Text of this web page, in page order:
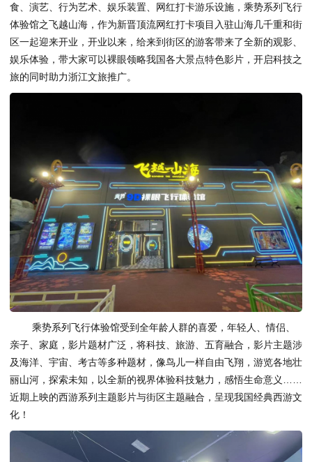
食、演艺、行为艺术、娱乐装置、网红打卡游乐设施，乘势系列飞行
体验馆之飞越山海，作为新晋顶流网红打卡项目入驻山海几千重和街
区一起迎来开业，开业以来，给来到街区的游客带来了全新的观影、
娱乐体验，带大家可以裸眼领略我国各大景点特色影片，开启科技之
旅的同时助力浙江文旅推广。
乘势系列飞行体验馆受到全年龄人群的喜爱，年轻人、情侣、
亲子、家庭，影片题材广泛，将科技、旅游、五育融合，影片主题涉
及海洋、宇宙、考古等多种题材，像鸟儿一样自由飞翔，游览各地壮
丽山河，探索未知，以全新的视界体验科技魅力，感悟生命意义……
近期上映的西游系列主题影片与街区主题融合，呈现我国经典西游文
化！